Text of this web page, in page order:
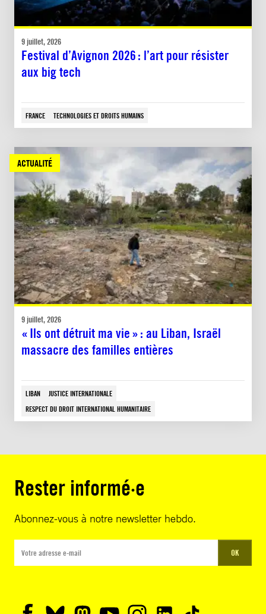
9 juillet, 2026
Festival d’Avignon 2026 : l’art pour résister
aux big tech
FRANCE TECHNOLOGIES ET DROITS HUMAINS
ACTUALITÉ
9 juillet, 2026
« Ils ont détruit ma vie » : au Liban, Israël
massacre des familles entières
LIBAN
JUSTICE INTERNATIONALE
RESPECT DU DROIT INTERNATIONAL HUMANITAIRE
Rester informé·e
Abonnez-vous à notre newsletter hebdo.
OK